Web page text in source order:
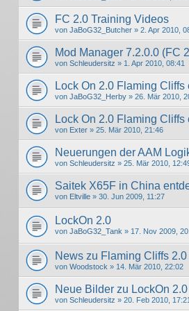
FC 2.0 Training Videos
von JaBoG32_Butcher » 2. Apr 2010,
Mod Manager 7.2.0.0 (FC
von Schleudersitz » 1. Apr 2010, 08:41
Lock On 2.0 Flaming Cliffs
von JaBoG32_Herby » 26. Mär 2010,
Lock On 2.0 Flaming
von Exter » 25. Mär 2010, 21:46
Neuerungen der AAM
von Schleudersitz » 25. Mär 2010,
Saitek X65F in China
von Eltville » 30. Jun 2009, 11:27
LockOn 2.0
von JaBoG32_Tank » 17. Nov 2009,
News zu Flaming Cliffs
von Woodstock » 14. Mär 2010, 22:02
Neue Bilder zu LockOn 2.0
von Schleudersitz » 20. Feb 2010, 17:21